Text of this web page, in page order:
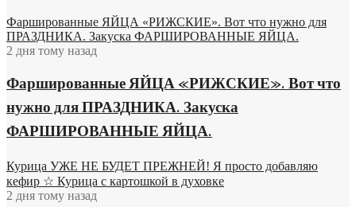
Фаршированные ЯЙЦА «РИЖСКИЕ». Вот что нужно для
ПРАЗДНИКА. Закуска ФАРШИРОВАННЫЕ ЯЙЦА.
2 дня тому назад
Фаршированные ЯЙЦА «РИЖСКИЕ». Вот что
нужно для ПРАЗДНИКА. Закуска
ФАРШИРОВАННЫЕ ЯЙЦА.
Курица УЖЕ НЕ БУДЕТ ПРЕЖНЕЙ! Я просто добавляю
кефир ☆ Курица с картошкой в духовке
2 дня тому назад